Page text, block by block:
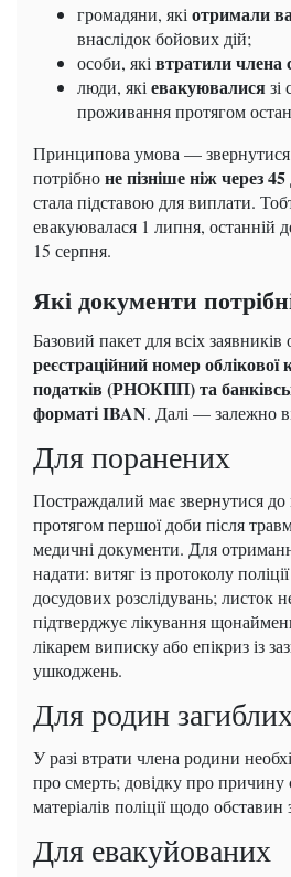
громадяни, які отримали
внаслідок бойових дій;
особи, які втратили члена
люди, які евакуювалисязі
проживання протягом
Принципова умова —
потрібноне пізніше ніж через 45
стала підставою для виплати.
евакуювалася 1 липня, останній
15 серпня.
Які документи
Базовий пакет для всіх
реєстраційний номер
податків (РНОКПП) та
форматі IBAN. Далі — залежно
Для поранених
Постраждалий має звернутися до
протягом першої доби після
медичні документи. Для
надати: витяг із протоколу
досудових розслідувань; листок
підтверджує лікування
лікарем виписку або епікриз із
ушкоджень.
Для родин
У разі втрати члена родини
про смерть; довідку про причину
матеріалів поліції щодо обставин
Для евакуйованих